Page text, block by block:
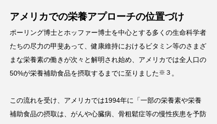
アメリカでの栄養アプローチの位置づけ
ポーリング博士とホッファー博士を中心とする多くの生命科学者
たちの尽力の甲斐あって、健康維持におけるビタミン等のさまざ
まな栄養素の働きが次々と解明され始め、アメリカでは全人口の
50%が栄養補助食品を摂取するまでに至りました ※３ 。
この流れを受け、アメリカでは1994年に「一部の栄養素や栄養
補助食品の摂取は、がんや心臓病、骨粗鬆症等の慢性疾患を予防